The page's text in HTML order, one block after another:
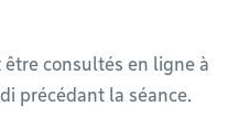
être consultés en ligne à
précédant la séance.